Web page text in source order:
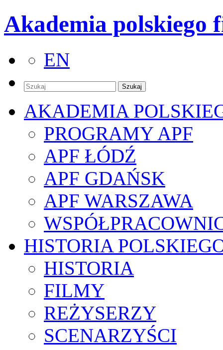
Akademia polskiego
EN
AKADEMIA
PROGRAMY APF
APF ŁÓDŹ
APF GDAŃSK
APF WARSZAWA
HISTORIA
HISTORIA
FILMY
REŻYSERZY
SCENARZYŚCI